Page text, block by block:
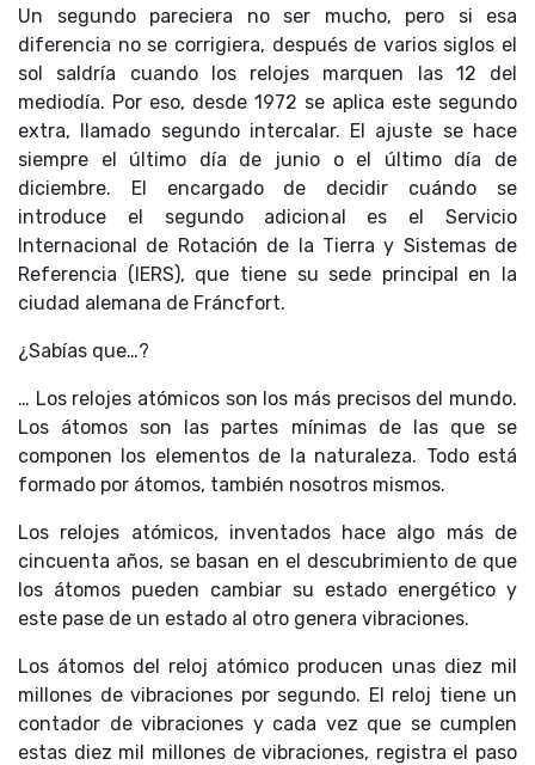
Un segundo pareciera no ser mucho, pero si esa
diferencia no se corrigiera, después de varios siglos el
sol saldría cuando los relojes marquen las 12 del
mediodía. Por eso, desde 1972 se aplica este segundo
extra, llamado segundo intercalar. El ajuste se hace
siempre el último día de junio o el último día de
diciembre. El encargado de decidir cuándo se
introduce el segundo adicional es el Servicio
Internacional de Rotación de la Tierra y Sistemas de
Referencia (IERS), que tiene su sede principal en la
ciudad alemana de Fráncfort.
¿Sabías que…?
… Los relojes atómicos son los más precisos del mundo.
Los átomos son las partes mínimas de las que se
componen los elementos de la naturaleza. Todo está
formado por átomos, también nosotros mismos.
Los relojes atómicos, inventados hace algo más de
cincuenta años, se basan en el descubrimiento de que
los átomos pueden cambiar su estado energético y
este pase de un estado al otro genera vibraciones.
Los átomos del reloj atómico producen unas diez mil
millones de vibraciones por segundo. El reloj tiene un
contador de vibraciones y cada vez que se cumplen
estas diez mil millones de vibraciones, registra el paso